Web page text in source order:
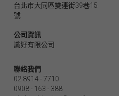
台北市大同區雙連街39巷15
號
公司資訊
識好有限公司
聯絡我們
02 8914 - 7710
0908 - 163 - 388